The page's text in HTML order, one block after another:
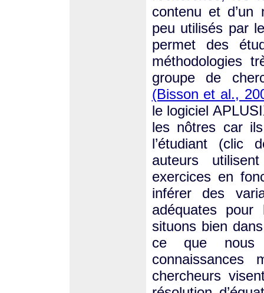
contenu et d’un
peu utilisés par
permet des
méthodologies
groupe de
(Bisson et al.,
le logiciel
les nôtres car
l’étudiant (clic
auteurs
exercices en
inférer des
adéquates
situons bien
ce que nous
connaissances
chercheurs